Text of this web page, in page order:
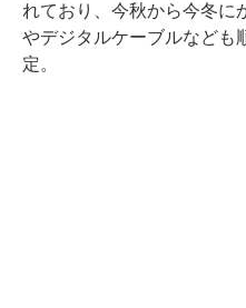
れており、今秋から今冬に
やデジタルケーブルなども
定。